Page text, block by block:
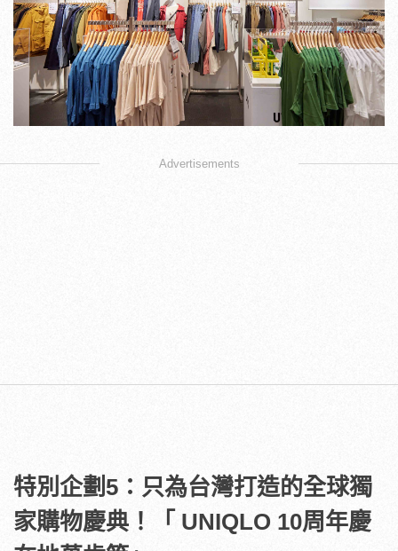
Advertisements
特別企劃5：只為台灣打造的全球獨
家購物慶典！「 UNIQLO 10周年慶